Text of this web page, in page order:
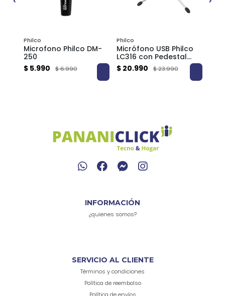
Philco
Microfono Philco DM-
250
$ 5.990
$ 6.990
Philco
Micrófono USB Philco
LC316 con Pedestal
para Streaming,
Grabación y PC
$ 20.990 $ 23.990
INFORMACIÓN
¿quienes somos?
SERVICIO AL CLIENTE
Términos y condiciones
Política de reembolso